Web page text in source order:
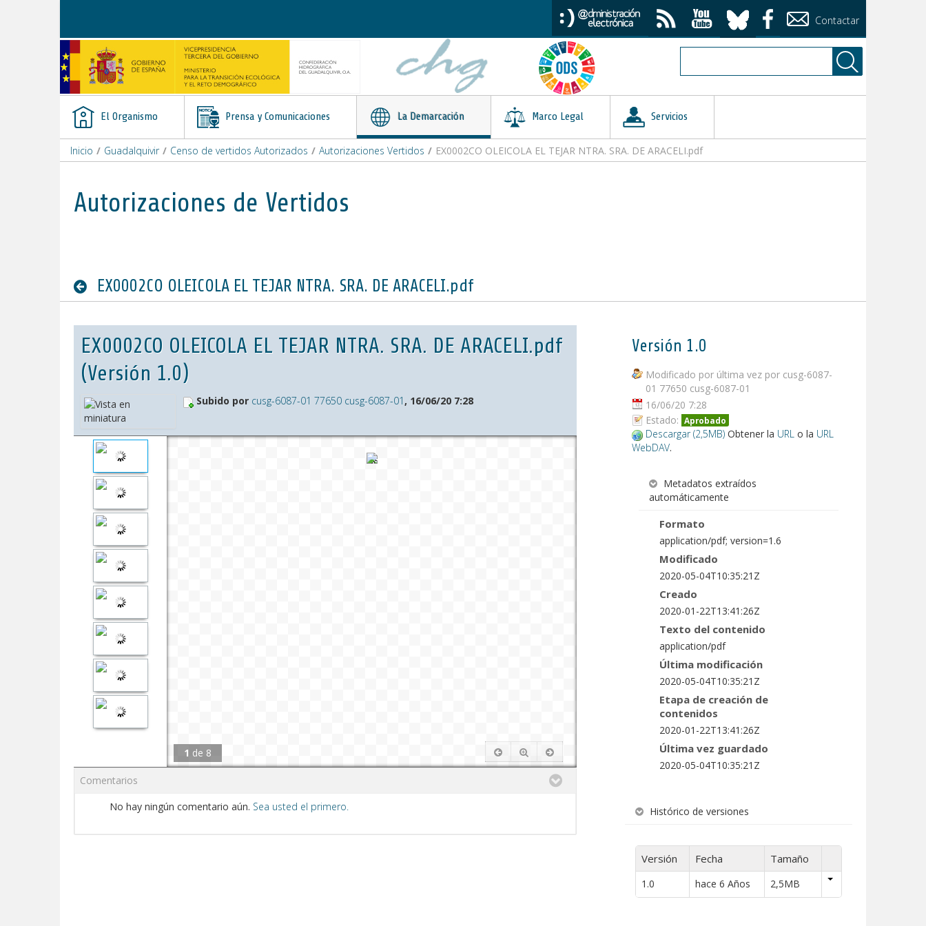
Contactar
El Organismo Prensa y Comunicaciones La Demarcación Marco Legal Servicios
Inicio / Guadalquivir / Censo de vertidos Autorizados / Autorizaciones Vertidos / EX0002CO OLEICOLA EL TEJAR NTRA. SRA. DE ARACELI.pdf
Autorizaciones de Vertidos
EX0002CO OLEICOLA EL TEJAR NTRA. SRA. DE ARACELI.pdf
EX0002CO OLEICOLA EL TEJAR NTRA. SRA. DE ARACELI.pdf
(Versión 1.0)
Subido por cusg-6087-01 77650 cusg-6087-01 , 16/06/20 7:28
1 de 8
Comentarios
No hay ningún comentario aún. Sea usted el primero.
Versión 1.0
Modificado por última vez por cusg-6087-
01 77650 cusg-6087-01
16/06/20 7:28
Estado: Aprobado
Descargar (2,5MB) Obtener la URLo la URL
WebDAV.
Metadatos extraídos
automáticamente
Formato
application/pdf; version=1.6
Modificado
2020-05-04T10:35:21Z
Creado
2020-01-22T13:41:26Z
Texto del contenido
application/pdf
Última modificación
2020-05-04T10:35:21Z
Etapa de creación de
contenidos
2020-01-22T13:41:26Z
Última vez guardado
2020-05-04T10:35:21Z
Histórico de versiones
Versión Fecha Tamaño
1.0 hace 6 Años 2,5MB